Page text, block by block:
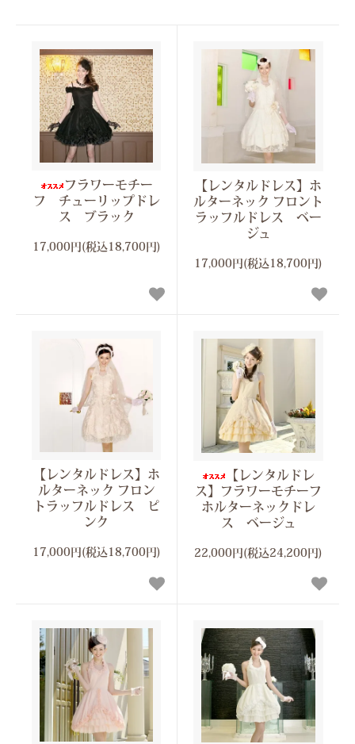
フラワーモチー
フ チューリップドレ
ス ブラック
17,000円(税込18,700円)
【レンタルドレス】ホ
ルターネック フロント
ラッフルドレス ベー
ジュ
17,000円(税込18,700円)
【レンタルドレス】ホ
ルターネック フロン
トラッフルドレス ピ
ンク
17,000円(税込18,700円)
【レンタルドレ
ス】フラワーモチーフ
ホルターネックドレ
ス ベージュ
22,000円(税込24,200円)